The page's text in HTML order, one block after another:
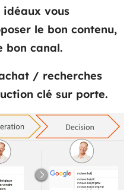
vous
le bon contenu,
bon canal.
/ recherches
clé sur porte.